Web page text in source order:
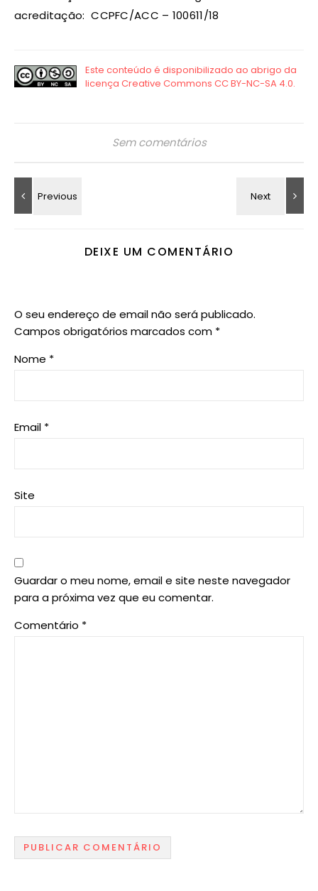
acreditação: CCPFC/ACC – 100611/18
Sem comentários
DEIXE UM COMENTÁRIO
O seu endereço de email não será publicado.
Campos obrigatórios marcados com *
Nome *
Email *
Site
Guardar o meu nome, email e site neste navegador
para a próxima vez que eu comentar.
Comentário *